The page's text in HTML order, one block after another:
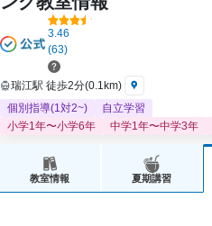
3.46
(63)
瑞江駅 徒歩2分(0.1km)
個別指導(1対2~)
自立学習
小学1年〜小学6年
中学1年〜中学3年
教室情報 夏期講習